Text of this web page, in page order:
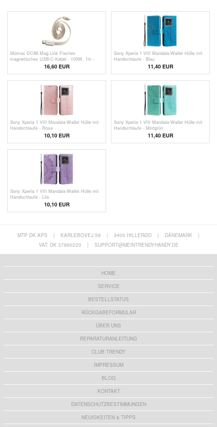
Momax DC88 Mag.Link Flaches
magnetisches USB-C-Kabel - 100W, 1m -
16,60EUR
Sony Xperia 1 VIII Mandala-Wallet Hülle mit
Handschlaufe - Blau
11,40 EUR
Sony Xperia 1 VIII Mandala-Wallet Hülle mit
Handschlaufe - Rosa
10,10EUR
Sony Xperia 1 VIII Mandala-Wallet Hülle mit
Handschlaufe - Mintgrün
11,40 EUR
Sony Xperia 1 VIII Mandala-Wallet Hülle mit
Handschlaufe - Lila
10,10EUR
MTP DK APS | KARLEBOVEJ 59 | 3400 HILLERØD | DÄNEMARK
|
VAT: DK 37860220
| SUPPORT@MEINTRENDYHANDY.DE
HOME
SERVICE
BESTELLSTATUS
RÜCKGABEFORMULAR
ÜBER UNS
REPARATURANLEITUNG
CLUB TRENDY
IMPRESSUM
BLOG
KONTAKT
DATENSCHUTZBESTIMMUNGEN
NEUIGKEITEN & TIPPS